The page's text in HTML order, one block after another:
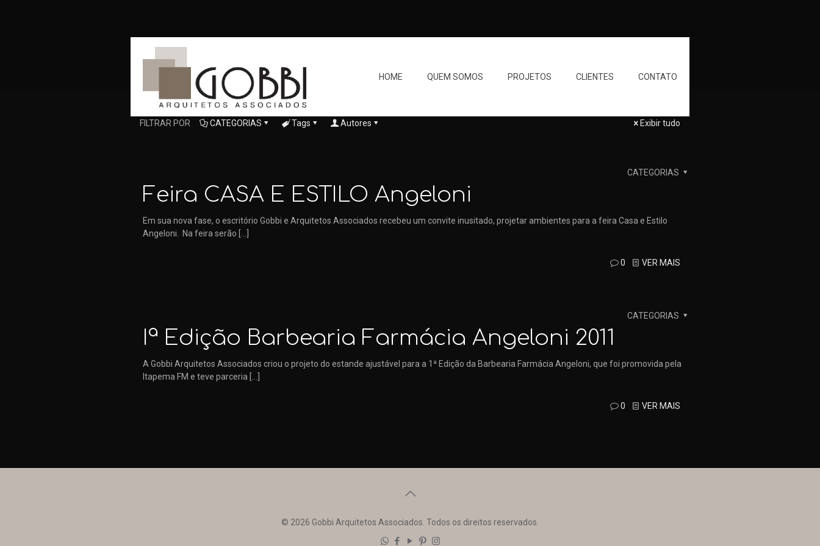
HOME QUEM SOMOS PROJETOS CLIENTES CONTATO
FILTRAR POR CATEGORIAS Tags Autores Exibir tudo
CATEGORIAS
Feira CASA E ESTILO Angeloni
Em sua nova fase, o escritório Gobbi e Arquitetos Associados recebeu um convite inusitado, projetar ambientes para a feira Casa e Estilo
Angeloni. Na feira serão
0 VER MAIS
CATEGORIAS
Iª Edição Barbearia Farmácia Angeloni 2011
A Gobbi Arquitetos Associados criou o projeto do estande ajustável para a 1ª Edição da Barbearia Farmácia Angeloni, que foi promovida pela
Itapema FM e teve parceria
0 VER MAIS
© 2026 Gobbi Arquitetos Associados. Todos os direitos reservados.